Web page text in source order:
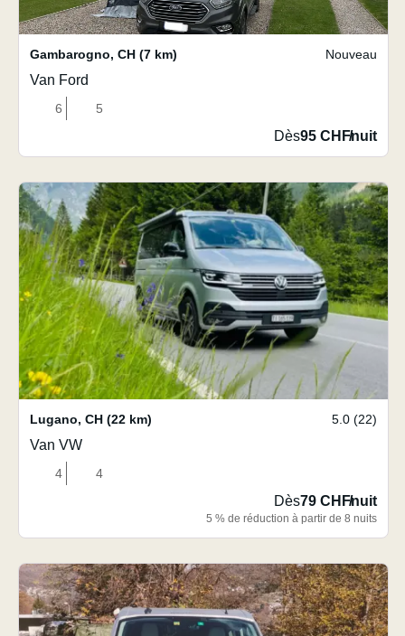
Gambarogno, CH (7 km) Nouveau
Van Ford
6 5
Dès95 CHF/nuit
Lugano, CH (22 km) 5.0 (22)
Van VW
4 4
Dès79 CHF/nuit
5 % de réduction à partir de 8 nuits